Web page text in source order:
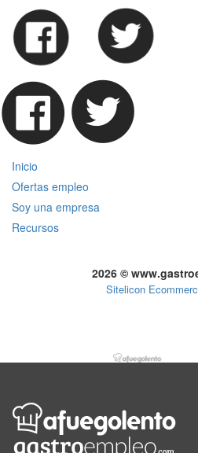
Inicio
Ofertas empleo
Soy una empresa
Recursos
2026 ©
Sitelicon